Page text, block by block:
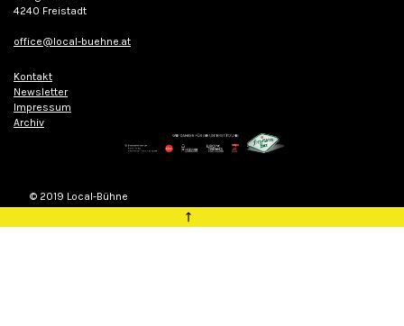
4240 Freistadt
office@local-buehne.at
Kontakt
Newsletter
Impressum
Archiv
© 2019 Local-Bühne